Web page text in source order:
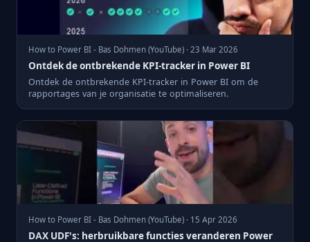
How to Power BI - Bas Dohmen (YouTube) · 23 Mar 2026
Ontdek de ontbrekende KPI-tracker in Power BI
Ontdek de ontbrekende KPI-tracker in Power BI om de
rapportages van je organisatie te optimaliseren.
How to Power BI - Bas Dohmen (YouTube) · 15 Apr 2026
DAX UDF's: herbruikbare functies veranderen Power